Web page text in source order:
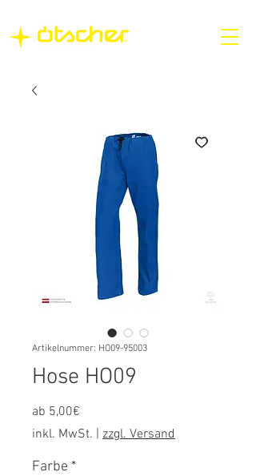
Artikelnummer: HO09-95003
Hose HO09
ab 5,00€
Preis
inkl. MwSt. zzgl. Versand
Farbe *